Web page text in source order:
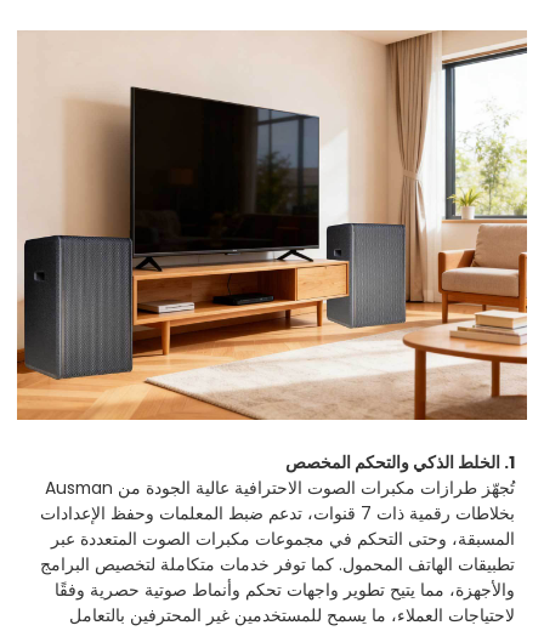
1. الخلط الذكي والتحكم المخصص
تُجهّز طرازات مكبرات الصوت الاحترافية عالية الجودة من Ausman
بخلاطات رقمية ذات 7 قنوات، تدعم ضبط المعلمات وحفظ الإعدادات
المسبقة، وحتى التحكم في مجموعات مكبرات الصوت المتعددة عبر
تطبيقات الهاتف المحمول. كما توفر خدمات متكاملة لتخصيص البرامج
والأجهزة، مما يتيح تطوير واجهات تحكم وأنماط صوتية حصرية وفقًا
لاحتياجات العملاء، ما يسمح للمستخدمين غير المحترفين بالتعامل